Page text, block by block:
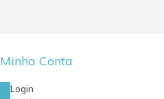
Minha Conta
Login